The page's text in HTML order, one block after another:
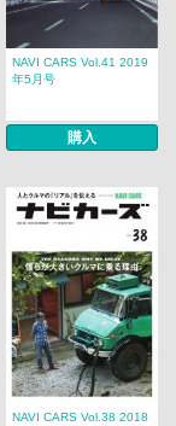
NAVI CARS Vol.41 2019
年5月号
購入
NAVI CARS Vol.38 2018